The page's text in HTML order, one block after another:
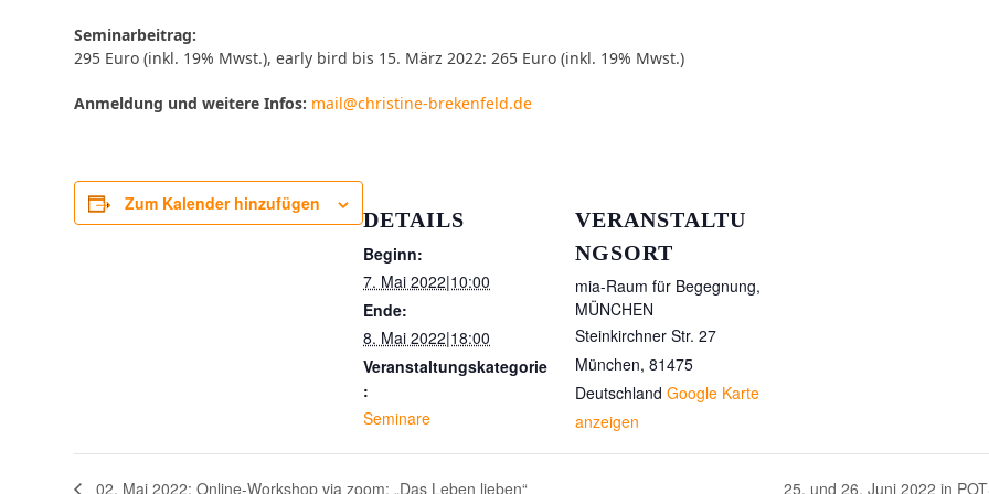
Seminarbeitrag:
295 Euro (inkl. 19% Mwst.), early bird bis 15. März 2022: 265 Euro (inkl. 19% Mwst.)
Anmeldung und weitere Infos: mail@christine-brekenfeld.de
Zum Kalender hinzufügen
DETAILS
Beginn:
7. Mai 2022|10:00
Ende:
8. Mai 2022|18:00
Veranstaltungskategorie
:
Seminare
VERANSTALTU
NGSORT
mia-Raum für Begegnung,
MÜNCHEN
Steinkirchner Str. 27
München, 81475
Deutschland Google Karte
anzeigen
02. Mai 2022: Online-Workshop via zoom: „Das Leben lieben“ 25. und 26. Juni 2022 in